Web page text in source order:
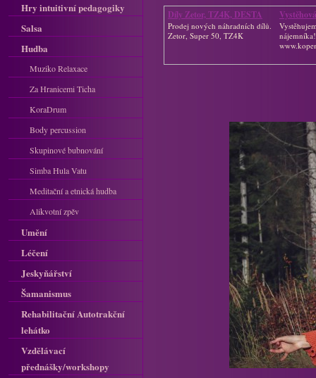
Díly Zetor, TZ4K, DESTA
Prodej nových náhradních dílů.
Zetor, Super 50, TZ4K
nájemníka!
Hry intuitivní pedagogiky
Salsa
Hudba
Muziko Relaxace
Za Hranicemi Ticha
KoraDrum
Body percussion
Skupinové bubnování
Simba Hula Vatu
Meditační a etnická hudba
Alikvotní zpěv
Umění
Léčení
Jeskyňářství
Šamanismus
Rehabilitační Autotrakční
lehátko
Vzdělávací
přednášky/workshopy